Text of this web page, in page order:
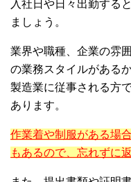
入社日や日々出勤する
ましょう。
業界や職種、企業の雰
の業務スタイルがある
製造業に従事される方
あります。
作業着や制服がある場
もあるので、忘れずに